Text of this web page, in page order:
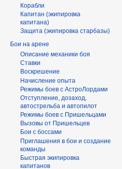
Корабли
Капитан (экипировка
капитана)
Защита (экипировка старбазы)
Бои на арене
Описание механики боя
Ставки
Воскрешение
Начисление опыта
Режимы боев с АстроЛордами
Отступление, дозаход,
автострельба и автопилот
Режимы боев с Пришельцами
Вызовы от Пришельцев
Бои с боссами
Приглашения в бои и создание
команды
Быстрая экипировка
капитанов